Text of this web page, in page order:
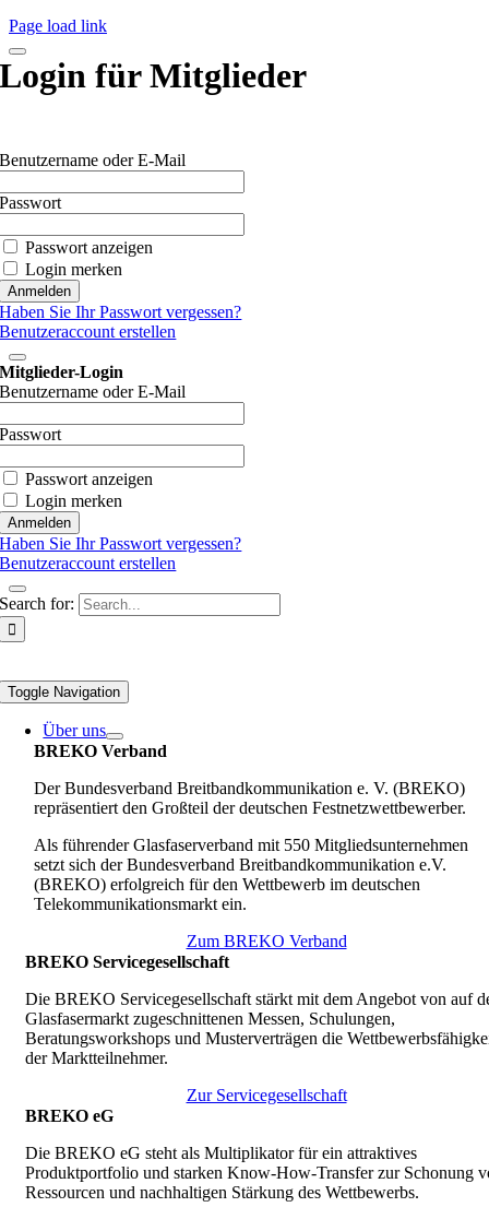
Page load link
Login für Mitglieder
Benutzername oder E-Mail
Passwort
Passwort anzeigen
Login merken
Haben Sie Ihr Passwort vergessen?
Benutzeraccount erstellen
Mitglieder-Login
Benutzername oder E-Mail
Passwort
Passwort anzeigen
Login merken
Haben Sie Ihr Passwort vergessen?
Benutzeraccount erstellen
Search for:
Toggle Navigation
Über uns
BREKO Verband
Der Bundesverband Breitbandkommunikation e. V. (BREKO)
repräsentiert den Großteil der deutschen Festnetzwettbewerber.
Als führender Glasfaserverband mit 550 Mitgliedsunternehmen
setzt sich der Bundesverband Breitbandkommunikation e.V.
(BREKO) erfolgreich für den Wettbewerb im deutschen
Telekommunikationsmarkt ein.
Zum BREKO Verband
BREKO Servicegesellschaft
Die BREKO Servicegesellschaft stärkt mit dem Angebot von auf
Glasfasermarkt zugeschnittenen Messen, Schulungen,
Beratungsworkshops und Musterverträgen die
der Marktteilnehmer.
Zur Servicegesellschaft
BREKO eG
Die BREKO eG steht als Multiplikator für ein attraktives
Produktportfolio und starken Know-How-Transfer zur Schonung
Ressourcen und nachhaltigen Stärkung des Wettbewerbs.